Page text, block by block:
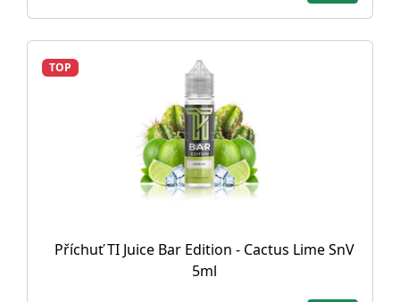
TOP
Příchuť TI Juice Bar Edition - Cactus Lime SnV
5ml